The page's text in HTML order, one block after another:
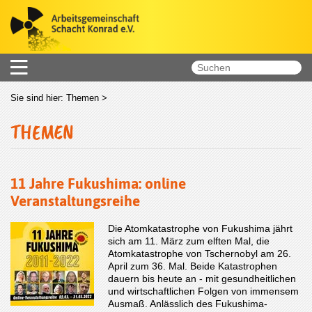
Sie sind hier: Themen >
THEMEN
11 Jahre Fukushima: online
Veranstaltungsreihe
Die Atomkatastrophe von Fukushima jährt
sich am 11. März zum elften Mal, die
Atomkatastrophe von Tschernobyl am 26.
April zum 36. Mal. Beide Katastrophen
dauern bis heute an - mit gesundheitlichen
und wirtschaftlichen Folgen von immensem
Ausmaß. Anlässlich des Fukushima-